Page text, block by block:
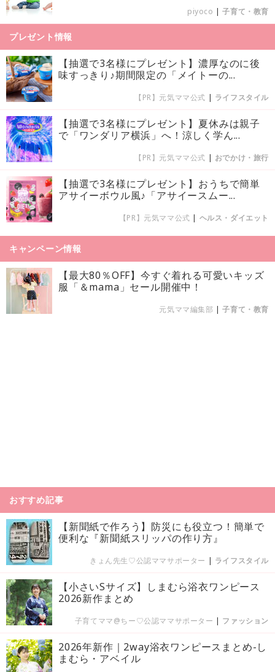
piyoco |子育て・教育
プレゼント情報
【抽選で3名様にプレゼント】濃厚なのに後
味すっきり♪期間限定の「メイトーの...
【PR】元気ママ公式 | ライフスタイル
【抽選で3名様にプレゼント】夏休みは親子
で「ワンダリア横浜」へ！涼しく学ん...
【PR】元気ママ公式 | おでかけ・旅行
【抽選で3名様にプレゼント】おうちで簡単
アサイーボウル風♪「アサイースムー...
【PR】元気ママ公式 | ヘルス・ダイエット
キャンペーン情報
【最大80％OFF】今すぐ着れる可愛いキッズ
服「＆mama」セール開催中！
元気ママ編集部 |子育て・教育
おすすめ記事
【新聞紙で作ろう】防災にも役立つ！簡単で
便利な『新聞紙スリッパの作り方』
きょん先生♡公認ママサポーター | ライフスタイル
【小さいSサイズ】しまむら浴衣ワンピース
2026新作まとめ
子育てママ@ちー♡公認ママサポーター | ファッション
2026年新作｜2way浴衣ワンピースまとめ-し
まむら・アベイル